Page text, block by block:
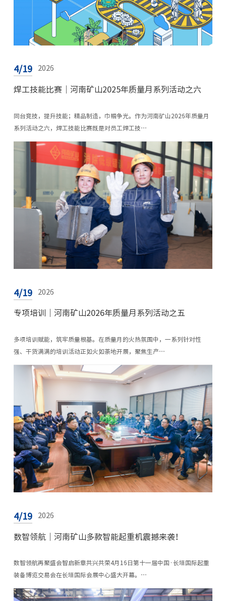
4/19 2026
焊工技能比赛｜河南矿山2025年质量月系列活动之六
同台竞技，提升技能；精品制造，巾帼争光。作为河南矿山2026年质量月
系列活动之六，焊工技能比赛既是对员工焊工技…
4/19 2026
专项培训｜河南矿山2026年质量月系列活动之五
多项培训赋能，筑牢质量根基。在质量月的火热氛围中，一系列针对性
强、干货满满的培训活动正如火如荼地开展，聚焦生产…
4/19 2026
数智领航｜河南矿山多款智能起重机震撼来袭！
数智领航再聚盛会智启新章共兴共荣4月16日第十一届中国·长垣国际起重
装备博览交易会在长垣国际会展中心盛大开幕。…